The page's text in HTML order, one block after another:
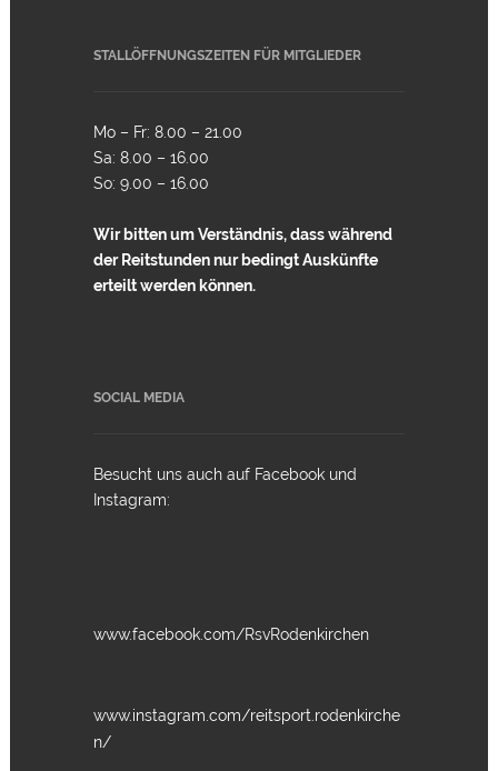
STALLÖFFNUNGSZEITEN FÜR MITGLIEDER
Mo – Fr: 8.00 – 21.00
Sa: 8.00 – 16.00
So: 9.00 – 16.00
Wir bitten um Verständnis, dass während
der Reitstunden nur bedingt Auskünfte
erteilt werden können.
SOCIAL MEDIA
Besucht uns auch auf Facebook und
Instagram:
www.facebook.com/RsvRodenkirchen
www.instagram.com/reitsport.rodenkirche
n/